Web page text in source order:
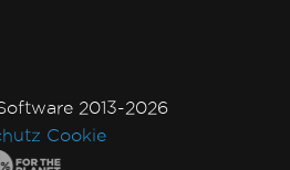
2013-2026
Cookie